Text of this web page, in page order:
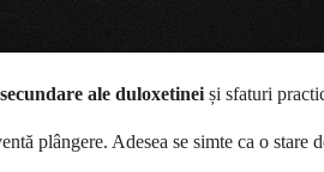
ale duloxetinei și sfaturi
plângere. Adesea se simte ca o stare